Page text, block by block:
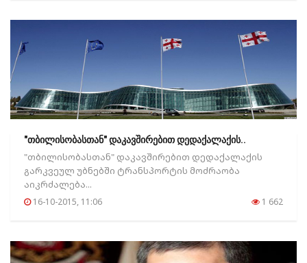
"თბილისობასთან" დაკავშირებით დედაქალაქის..
"თბილისობასთან" დაკავშირებით დედაქალაქის
გარკვეულ უბნებში ტრანსპორტის მოძრაობა
აიკრძალება...
16-10-2015, 11:06 1 662